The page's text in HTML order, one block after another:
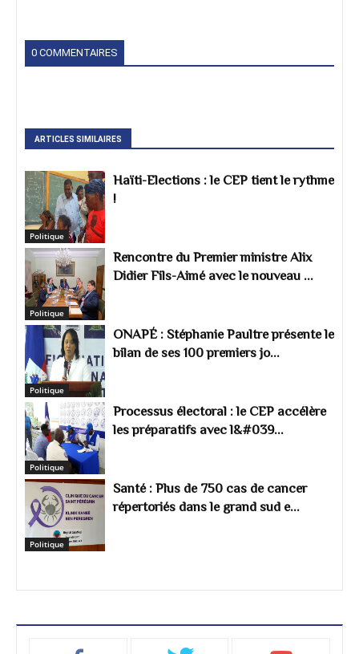
0 COMMENTAIRES
ARTICLES SIMILAIRES
Politique
Haïti-Elections : le CEP tient le rythme
!
Politique
Rencontre du Premier ministre Alix
Didier Fils-Aimé avec le nouveau ...
Politique
ONAPÉ : Stéphanie Paultre présente le
bilan de ses 100 premiers jo...
Politique
Processus électoral : le CEP accélère
les préparatifs avec l&#039...
Politique
Santé : Plus de 750 cas de cancer
répertoriés dans le grand sud e...